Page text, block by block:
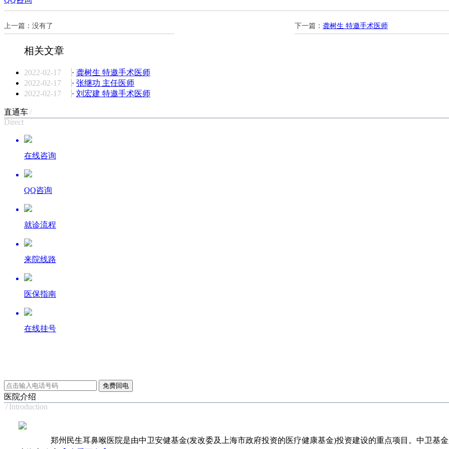
上一篇：没有了 下一篇： 龚树生 特邀手术医师
相关文章
2022-02-17 · 龚树生 特邀手术医师
2022-02-17
· 张继功 主任医师
2022-02-17
· 刘宏建 特邀手术医师
直通车/
Direct
在线咨询
QQ咨询
就诊流程
来院线路
医保指南
在线挂号
医院介绍
/ Introduction
郑州民生耳鼻喉医院是由中卫安健基金(发改委及上海市政府投资的医疗健康基金)投资建设的重点项目。中卫基